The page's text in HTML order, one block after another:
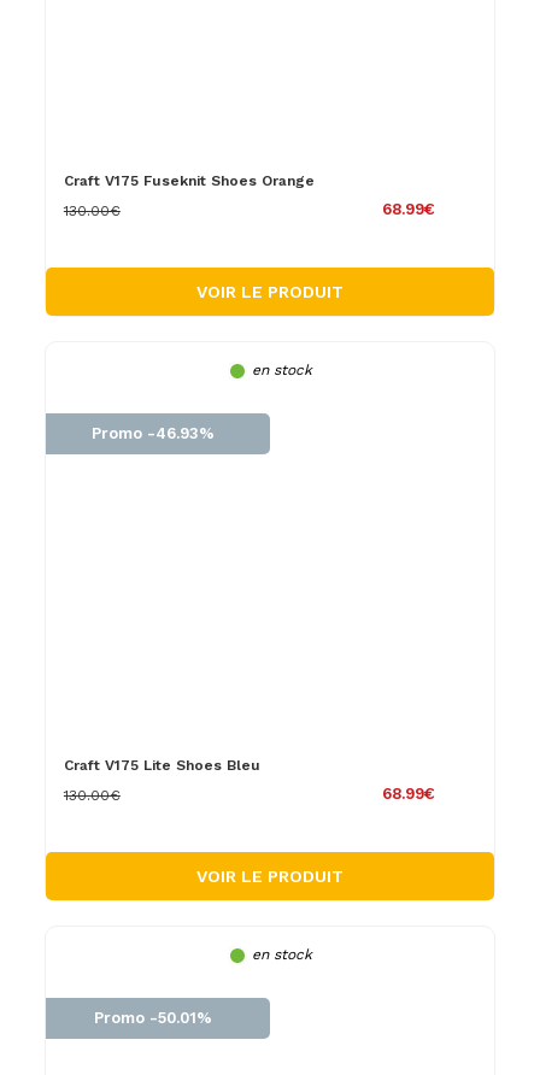
Craft V175 Fuseknit Shoes Orange
68.99€
130.00€
VOIR LE PRODUIT
en stock
Promo -46.93%
Craft V175 Lite Shoes Bleu
68.99€
130.00€
VOIR LE PRODUIT
en stock
Promo -50.01%